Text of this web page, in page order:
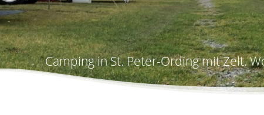
Camping in St. Peter-Ording mit Zelt,